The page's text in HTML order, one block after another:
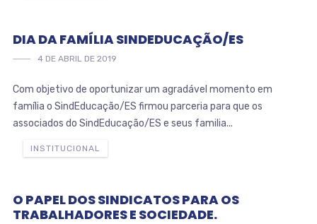
DIA DA FAMÍLIA SINDEDUCAÇÃO/ES
4 DE ABRIL DE 2019
Com objetivo de oportunizar um agradável momento em
família o SindEducação/ES firmou parceria para que os
associados do SindEducação/ES e seus familia...
INSTITUCIONAL
O PAPEL DOS SINDICATOS PARA OS
TRABALHADORES E SOCIEDADE.